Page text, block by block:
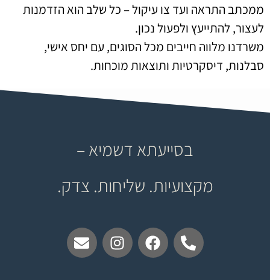
ממכתב התראה ועד צו עיקול – כל שלב הוא הזדמנות
לעצור, להתייעץ ולפעול נכון.
משרדנו מלווה חייבים מכל הסוגים, עם יחס אישי,
סבלנות, דיסקרטיות ותוצאות מוכחות.
בסייעתא דשמיא –
מקצועיות. שליחות. צדק.